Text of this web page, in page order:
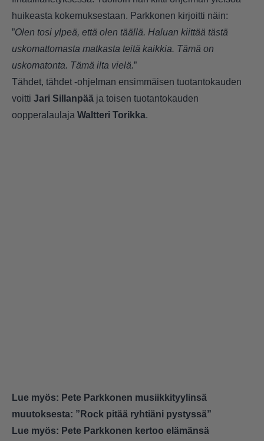
huikeasta kokemuksestaan. Parkkonen kirjoitti näin:
”Olen tosi ylpeä, että olen täällä. Haluan kiittää tästä
uskomattomasta matkasta teitä kaikkia. Tämä on
uskomatonta. Tämä ilta vielä.”
Tähdet, tähdet -ohjelman ensimmäisen tuotantokauden
voitti Jari Sillanpää ja toisen tuotantokauden
oopperalaulaja Waltteri Torikka.
Lue myös: Pete Parkkonen musiikkityylinsä
muutoksesta: ”Rock pitää ryhtiäni pystyssä”
Lue myös: Pete Parkkonen kertoo elämänsä